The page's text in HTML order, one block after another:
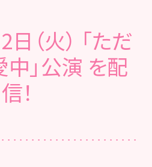
（火） 「ただ
」公演 を配
信！